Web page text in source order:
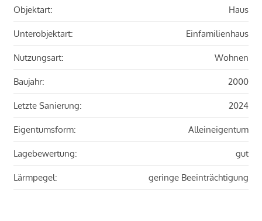
Objektart: Haus
Unterobjektart: Einfamilienhaus
Nutzungsart: Wohnen
Baujahr: 2000
Letzte Sanierung: 2024
Eigentumsform: Alleineigentum
Lagebewertung: gut
Lärmpegel: geringe Beeinträchtigung